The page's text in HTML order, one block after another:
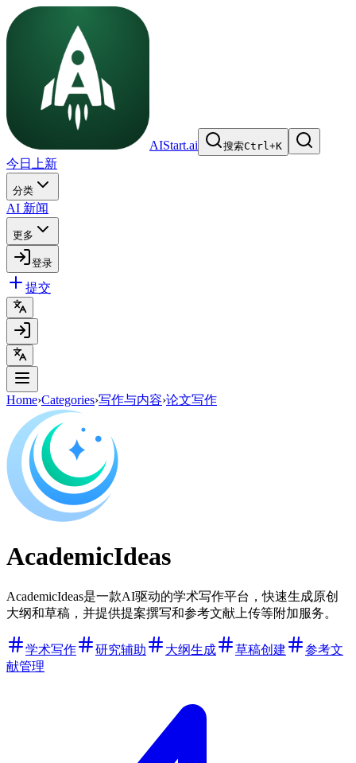
AIStart.ai 搜索Ctrl+K
今日上新
分类
AI 新闻
更多
登录
提交
Home›Categories›写作与内容›论文写作
AcademicIdeas
AcademicIdeas是一款AI驱动的学术写作平台，快速生成原创
大纲和草稿，并提供提案撰写和参考文献上传等附加服务。
学术写作 研究辅助 大纲生成 草稿创建
参考文
献管理